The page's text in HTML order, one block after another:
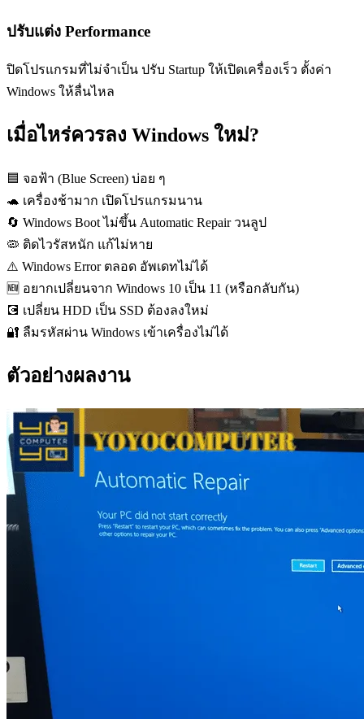
ปรับแต่ง Performance
ปิดโปรแกรมที่ไม่จำเป็น ปรับ Startup ให้เปิดเครื่องเร็ว ตั้งค่า
Windows ให้ลื่นไหล
เมื่อไหร่ควรลง Windows ใหม่?
🟦 จอฟ้า (Blue Screen) บ่อย ๆ
🐢 เครื่องช้ามาก เปิดโปรแกรมนาน
🔄 Windows Boot ไม่ขึ้น Automatic Repair วนลูป
🦠 ติดไวรัสหนัก แก้ไม่หาย
⚠️ Windows Error ตลอด อัพเดทไม่ได้
🆕 อยากเปลี่ยนจาก Windows 10 เป็น 11 (หรือกลับกัน)
💽 เปลี่ยน HDD เป็น SSD ต้องลงใหม่
🔐 ลืมรหัสผ่าน Windows เข้าเครื่องไม่ได้
ตัวอย่างผลงาน